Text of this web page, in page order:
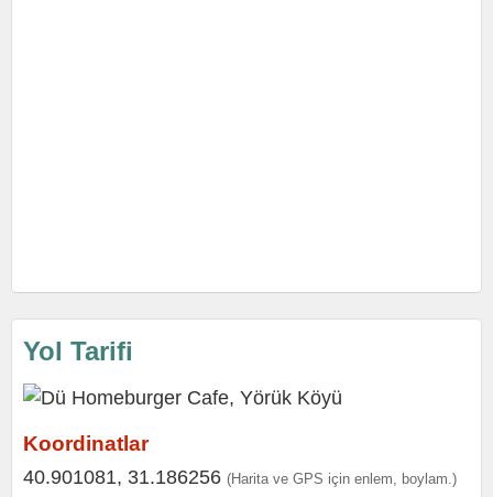
Yol Tarifi
Koordinatlar
40.901081, 31.186256 (Harita ve GPS için enlem, boylam.)